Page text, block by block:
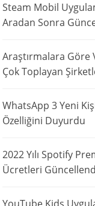
Steam Mobil
Aradan Sonra
Araştırmalara Göre
Çok Toplayan
WhatsApp 3 Yeni
Özelliğini Duyurdu
2022 Yılı Spotify
Ücretleri